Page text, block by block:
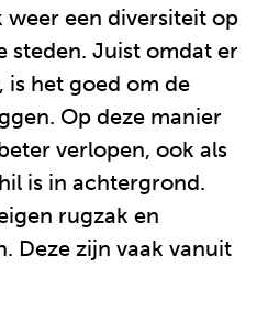
weer een diversiteit op
steden. Juist omdat er
is het goed om de
Op deze manier
verlopen, ook als
is in achtergrond.
rugzak en
Deze zijn vaak vanuit